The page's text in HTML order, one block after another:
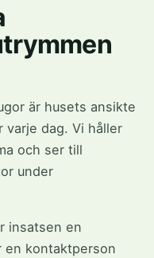
är husets ansikte
dag. Vi håller
och ser till
under
insatsen en
en kontaktperson